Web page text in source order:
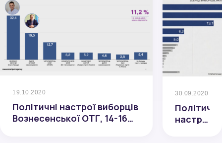
19.10.2020
Політичні настрої виборців
Вознесенської ОТГ, 14-16
30.09.2020
Політичні
настрої